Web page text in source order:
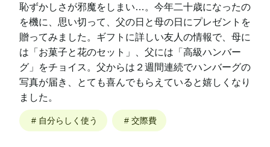
恥ずかしさが邪魔をしまい…。今年二十歳になったの
を機に、思い切って、父の日と母の日にプレゼントを
贈ってみました。ギフトに詳しい友人の情報で、母に
は「お菓子と花のセット」、父には「高級ハンバー
グ」をチョイス。父からは２週間連続でハンバーグの
写真が届き、とても喜んでもらえていると嬉しくなり
ました。
# 自分らしく使う # 交際費